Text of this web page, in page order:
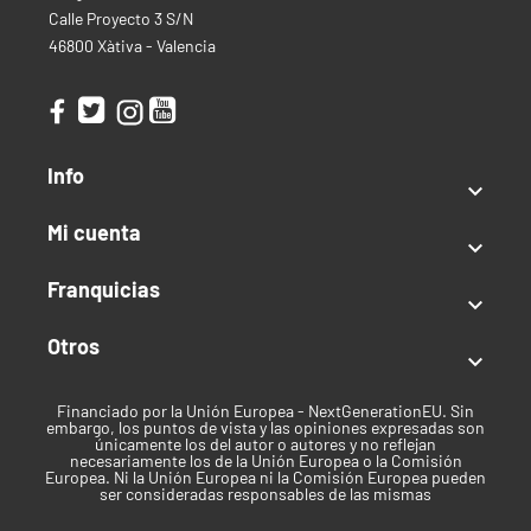
plantación (templado/primavera-verano)
Altura:60 – 130 cm
Tipo de semilla
Recreativo
Clima
Templado
Tiempo de cosecha
Calle Proyecto 3 S/N
46800 Xàtiva - Valencia
Info

Mi cuenta

Franquicias

Otros

Financiado por la Unión Europea - NextGenerationEU. Sin
embargo, los puntos de vista y las opiniones expresadas son
únicamente los del autor o autores y no reflejan
necesariamente los de la Unión Europea o la Comisión
Europea. Ni la Unión Europea ni la Comisión Europea pueden
ser consideradas responsables de las mismas